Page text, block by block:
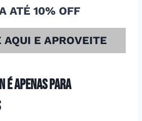
ATÉ 10% OFF
AQUI E APROVEITE
é apenas para